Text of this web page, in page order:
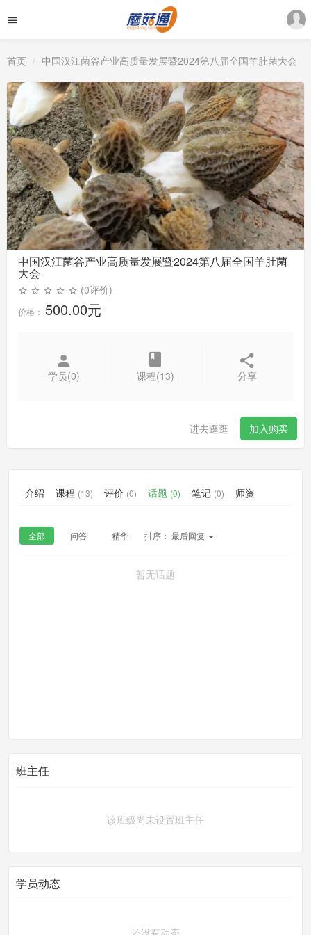
首页 中国汉江菌谷产业高质量发展暨2024第八届全国羊肚菌大会
中国汉江菌谷产业高质量发展暨2024第八届全国羊肚菌
大会
(0评价)
价格： 500.00元
学员(0) 课程(13) 分享
进去逛逛 加入购买
介绍 课程 (13) 评价 (0) 话题 (0) 笔记 (0) 师资
全部 问答 精华 排序： 最后回复
暂无话题
班主任
该班级尚未设置班主任
学员动态
还没有动态